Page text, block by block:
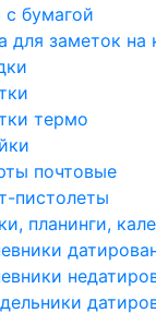
бумагой
для заметок на
термо
почтовые
пистолеты
планинги,